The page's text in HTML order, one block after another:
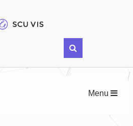
Menu